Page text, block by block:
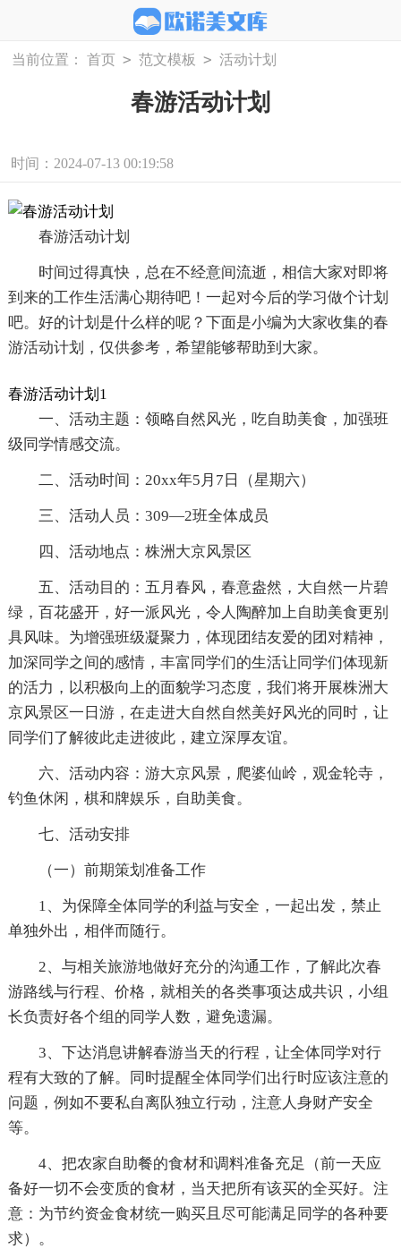
当前位置： 首页 > 范文模板 > 活动计划
春游活动计划
时间：2024-07-13 00:19:58
春游活动计划
时间过得真快，总在不经意间流逝，相信大家对即将
到来的工作生活满心期待吧！一起对今后的学习做个计划
吧。好的计划是什么样的呢？下面是小编为大家收集的春
游活动计划，仅供参考，希望能够帮助到大家。
春游活动计划1
一、活动主题：领略自然风光，吃自助美食，加强班
级同学情感交流。
二、活动时间：20xx年5月7日（星期六）
三、活动人员：309—2班全体成员
四、活动地点：株洲大京风景区
五、活动目的：五月春风，春意盎然，大自然一片碧
绿，百花盛开，好一派风光，令人陶醉加上自助美食更别
具风味。为增强班级凝聚力，体现团结友爱的团对精神，
加深同学之间的感情，丰富同学们的生活让同学们体现新
的活力，以积极向上的面貌学习态度，我们将开展株洲大
京风景区一日游，在走进大自然自然美好风光的同时，让
同学们了解彼此走进彼此，建立深厚友谊。
六、活动内容：游大京风景，爬婆仙岭，观金轮寺，
钓鱼休闲，棋和牌娱乐，自助美食。
七、活动安排
（一）前期策划准备工作
1、为保障全体同学的利益与安全，一起出发，禁止
单独外出，相伴而随行。
2、与相关旅游地做好充分的沟通工作，了解此次春
游路线与行程、价格，就相关的各类事项达成共识，小组
长负责好各个组的同学人数，避免遗漏。
3、下达消息讲解春游当天的行程，让全体同学对行
程有大致的了解。同时提醒全体同学们出行时应该注意的
问题，例如不要私自离队独立行动，注意人身财产安全
等。
4、把农家自助餐的食材和调料准备充足（前一天应
备好一切不会变质的食材，当天把所有该买的全买好。注
意：为节约资金食材统一购买且尽可能满足同学的各种要
求）。